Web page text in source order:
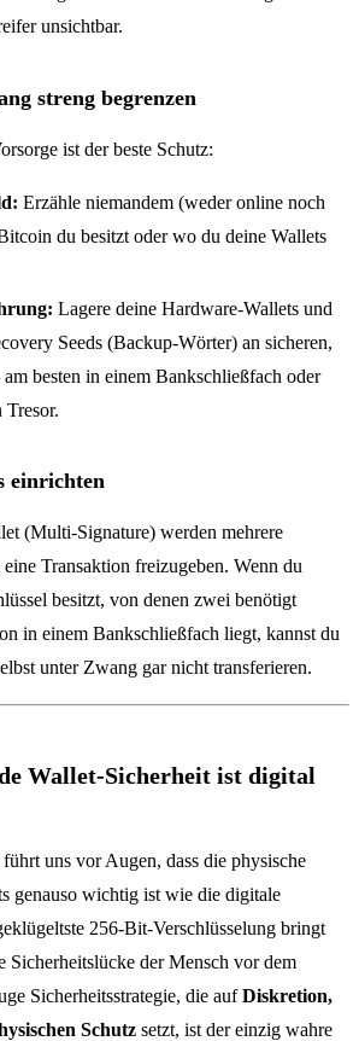
unsichtbar.
streng begrenzen
ist der beste Schutz:
Erzähle niemandem (weder online noch
du besitzt oder wo du deine Wallets
Lagere deine Hardware-Wallets und
Seeds (Backup-Wörter) an sicheren,
besten in einem Bankschließfach oder
Tresor.
einrichten
(Multi-Signature) werden mehrere
Transaktion freizugeben. Wenn du
besitzt, von denen zwei benötigt
in einem Bankschließfach liegt, kannst du
unter Zwang gar nicht transferieren.
Wallet-Sicherheit ist digital
uns vor Augen, dass die physische
genauso wichtig ist wie die digitale
256-Bit-Verschlüsselung bringt
Sicherheitslücke der Mensch vor dem
Sicherheitsstrategie, die aufDiskretion,
Schutz setzt, ist der einzig wahre